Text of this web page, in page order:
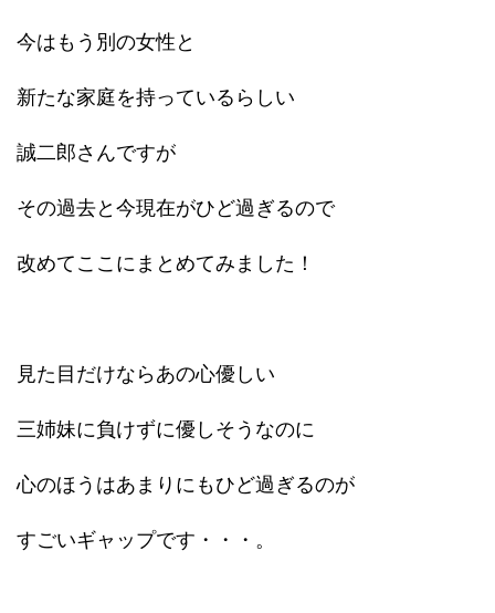
今はもう別の女性と
新たな家庭を持っているらしい
誠二郎さんですが
その過去と今現在がひど過ぎるので
改めてここにまとめてみました！
見た目だけならあの心優しい
三姉妹に負けずに優しそうなのに
心のほうはあまりにもひど過ぎるのが
すごいギャップです・・・。